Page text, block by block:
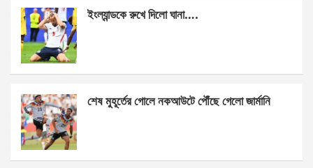
ইংল্যান্ডকে রুখে দিলো ঘানা….
শেষ মুহূর্তের গোলে নকআউটে পৌঁছে গেলো জার্মানি